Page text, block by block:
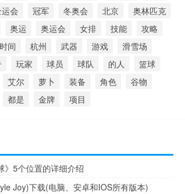
会 冠军 冬奥会 北京
奥林匹克
奥运 奥运会 女排 技能
攻略
时间 杭州 武器 游戏
滑雪场
玩家 球员 球队 的人
篮球
艾尔 萝卜 装备 角色
谷物
都是 金牌 项目
》5个位置的详细介绍
Joy)下载(电脑、安卓和IOS所有版本)